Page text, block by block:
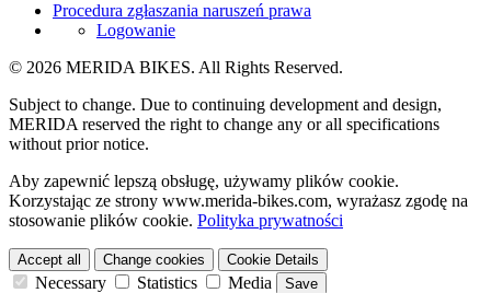
Procedura zgłaszania naruszeń prawa
Logowanie
© 2026 MERIDA BIKES. All Rights Reserved.
Subject to change. Due to continuing development and design,
MERIDA reserved the right to change any or all specifications
without prior notice.
Aby zapewnić lepszą obsługę, używamy plików cookie.
Korzystając ze strony www.merida-bikes.com, wyrażasz zgodę na
stosowanie plików cookie. Polityka prywatności
Accept all Change cookies Cookie Details
Necessary Statistics Media Save